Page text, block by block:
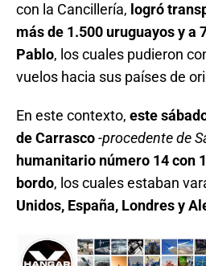
con la Cancillería, logró
más de 1.500 uruguayos y a
Pablo, los cuales pudieron
vuelos hacia sus países de
En este contexto, este
de Carrasco-procedente de
humanitario número 14 con
bordo, los cuales estaban
Unidos, España, Londres y